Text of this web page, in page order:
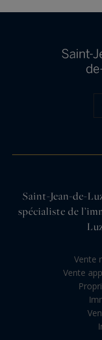
Saint-Jean-de-
spécialiste de
Vente
Vente